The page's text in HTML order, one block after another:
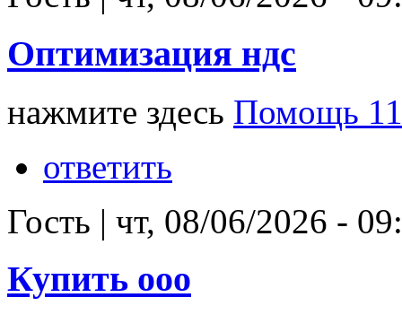
Оптимизация ндс
нажмите здесь Помощь
ответить
Гость | чт, 08/06/2026 -
Купить ооо